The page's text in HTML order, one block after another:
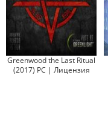
Greenwood the Last Ritual
(2017) PC | Лицензия